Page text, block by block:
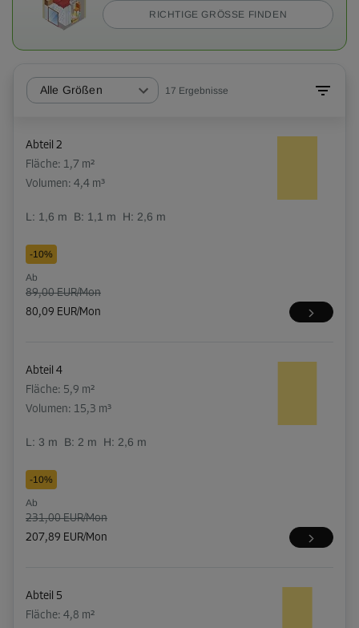
RICHTIGE GRÖSSE FINDEN
Alle Größen 17 Ergebnisse
Abteil 2
Fläche: 1,7 m²
Volumen: 4,4 m³
L: 1,6 m B: 1,1 m H: 2,6 m
-10%
Ab
89,00 EUR/Mon
80,09 EUR/Mon
Abteil 4
Fläche: 5,9 m²
Volumen: 15,3 m³
L: 3 m B: 2 m H: 2,6 m
-10%
Ab
231,00 EUR/Mon
207,89 EUR/Mon
Abteil 5
Fläche: 4,8 m²